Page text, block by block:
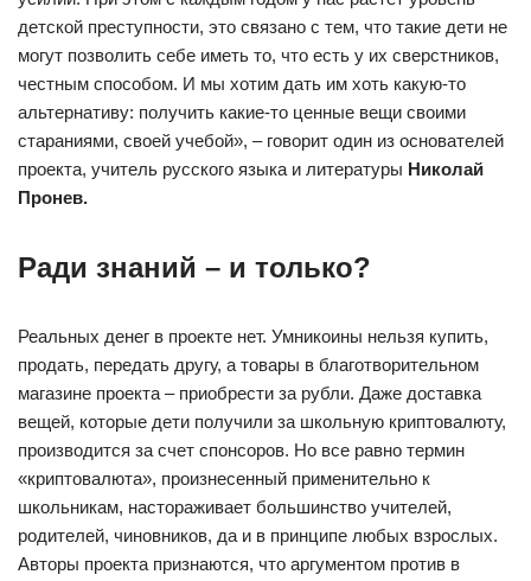
детской преступности, это связано с тем, что такие дети не
могут позволить себе иметь то, что есть у их сверстников,
честным способом. И мы хотим дать им хоть какую-то
альтернативу: получить какие-то ценные вещи своими
стараниями, своей учебой», – говорит один из основателей
проекта, учитель русского языка и литературы Николай
Пронев.
Ради знаний – и только?
Реальных денег в проекте нет. Умникоины нельзя купить,
продать, передать другу, а товары в благотворительном
магазине проекта – приобрести за рубли. Даже доставка
вещей, которые дети получили за школьную криптовалюту,
производится за счет спонсоров. Но все равно термин
«криптовалюта», произнесенный применительно к
школьникам, настораживает большинство учителей,
родителей, чиновников, да и в принципе любых взрослых.
Авторы проекта признаются, что аргументом против в